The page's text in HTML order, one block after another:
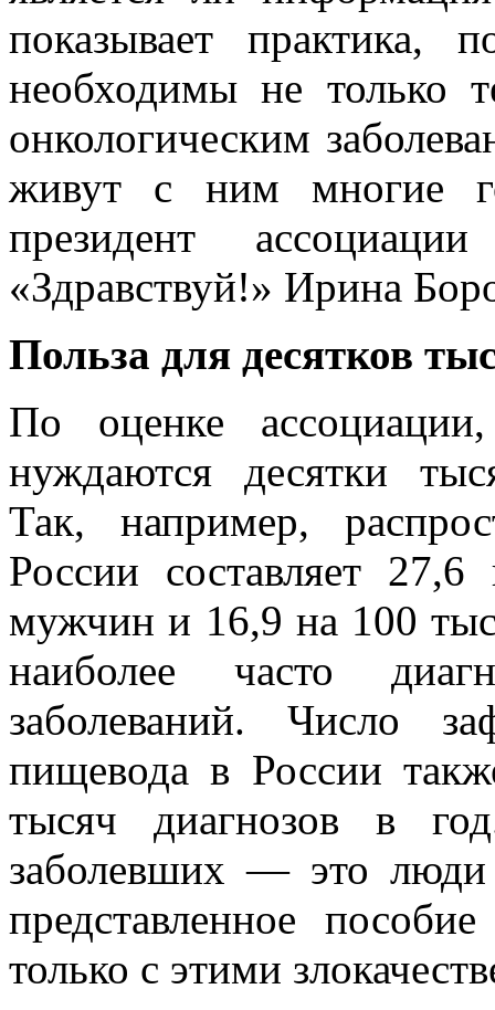
показывает практика,
необходимы не только
онкологическим
живут с ним многие
президент
«Здравствуй!» Ирина
Польза для десятков
По оценке
нуждаются десятки
Так, например,
России составляет
мужчин и 16,9 на 100
наиболее часто
заболеваний. Число
пищевода в России
тысяч диагнозов в
заболевших — это люди
представленное
только с этими